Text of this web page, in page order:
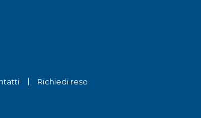
Richiedi reso